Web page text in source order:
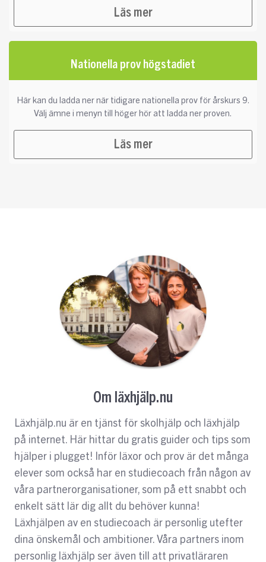
Läs mer
Nationella prov högstadiet
Här kan du ladda ner när tidigare nationella prov för årskurs 9.
Välj ämne i menyn till höger hör att ladda ner proven.
Läs mer
Om läxhjälp.nu
Läxhjälp.nu är en tjänst för skolhjälp och läxhjälp
på internet. Här hittar du gratis guider och tips som
hjälper i plugget! Inför läxor och prov är det många
elever som också har en studiecoach från någon av
våra partnerorganisationer, som på ett snabbt och
enkelt sätt lär dig allt du behöver kunna!
Läxhjälpen av en studiecoach är personlig utefter
dina önskemål och ambitioner. Våra partners inom
personlig läxhjälp ser även till att privatläraren